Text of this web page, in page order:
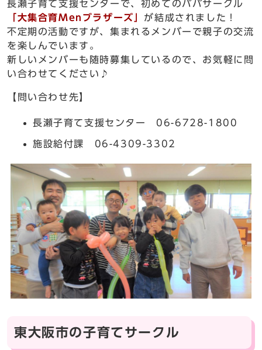
長瀬子育て支援センターで、初めてのパパサークル
「大集合育Men ブラザーズ」 が結成されました！
不定期の活動ですが、集まれるメンバーで親子の交流
を楽しんでいます。
新しいメンバーも随時募集しているので、お気軽に問
い合わせてください♪
【問い合わせ先】
長瀬子育て支援センター 06-6728-1800
施設給付課 06-4309-3302
東大阪市の子育てサークル